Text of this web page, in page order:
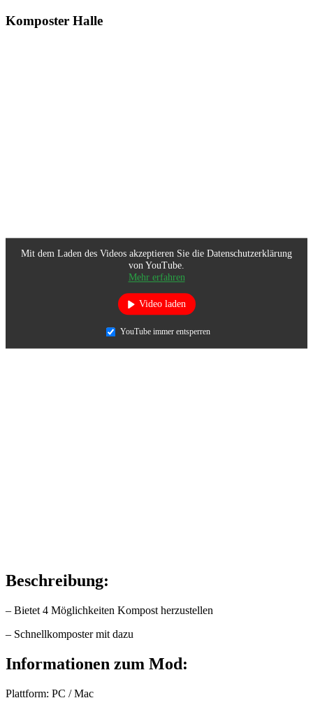
Komposter Halle
Mit dem Laden des Videos akzeptieren Sie die Datenschutzerklärung
von YouTube.
Mehr erfahren
Video laden
YouTube immer entsperren
Beschreibung:
– Bietet 4 Möglichkeiten Kompost herzustellen
– Schnellkomposter mit dazu
Informationen zum Mod:
Plattform: PC / Mac